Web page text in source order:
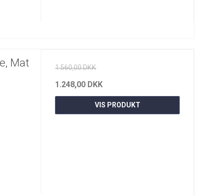
Mat
1.560,00 DKK
1.248,00 DKK
VIS PRODUKT